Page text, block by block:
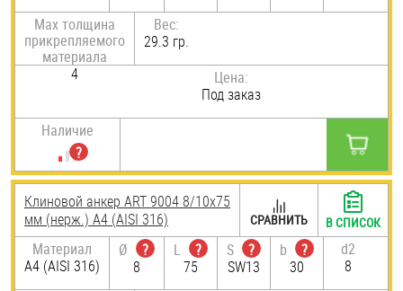
Max толщина
прикрепляемого
материала
4
Вес:
29.3 гр.
Цена:
Под заказ
Наличие
Клиновой анкер ART 9004 8/10х75
мм (нерж.) A4 (AISI 316)
Материал
A4 (AISI 316)
Ø
?
8
L
?
75
S
?
SW13
b
?
30
d2
8
СРАВНИТЬ В СПИСОК